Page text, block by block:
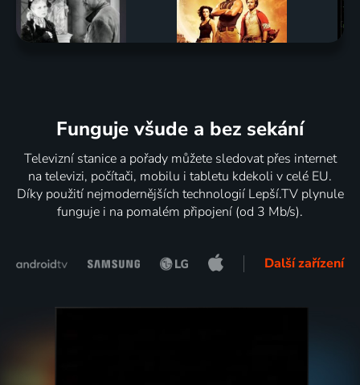
Funguje všude a bez sekání
Televizní stanice a pořady můžete sledovat přes internet
na televizi, počítači, mobilu i tabletu kdekoli v celé EU.
Díky použití nejmodernějších technologií Lepší.TV plynule
funguje i na pomalém připojení (od 3 Mb/s).
Další zařízení